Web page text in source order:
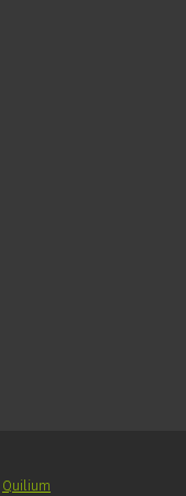
Quilium